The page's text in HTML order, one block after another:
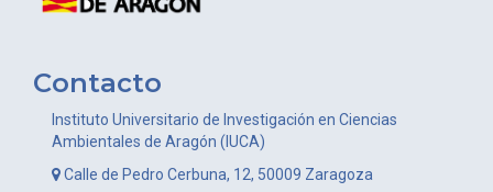
Contacto
Instituto Universitario de Investigación en Ciencias
Ambientales de Aragón (IUCA)
Calle de Pedro Cerbuna, 12, 50009 Zaragoza